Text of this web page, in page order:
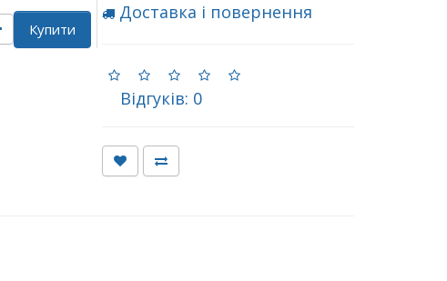
Купити
Доставка і повернення
Відгуків: 0